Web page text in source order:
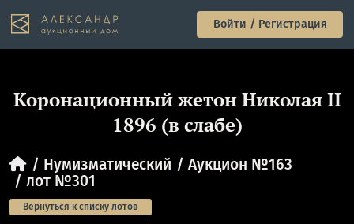
Войти / Регистрация
Коронационный жетон Николая II
1896 (в слабе)
Нумизматический
Аукцион №163
лот №301
Вернуться к списку лотов